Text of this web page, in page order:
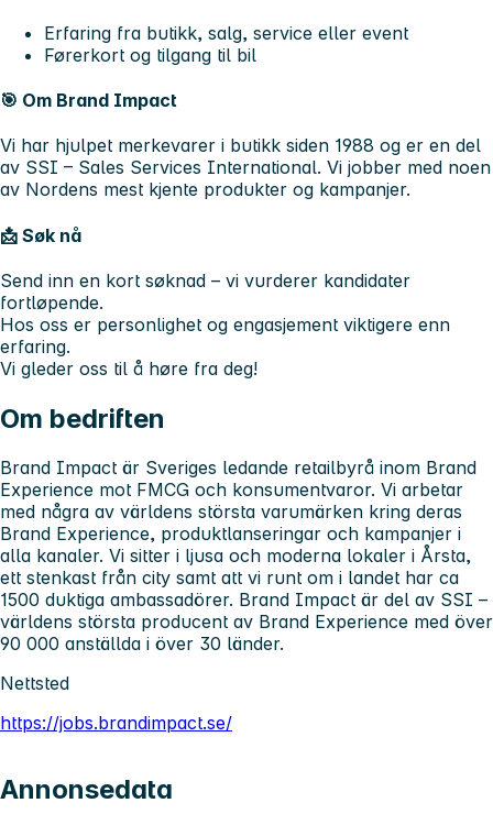
Erfaring fra butikk, salg, service eller event
Førerkort og tilgang til bil
🎯 Om Brand Impact
Vi har hjulpet merkevarer i butikk siden 1988 og er en del
av SSI – Sales Services International. Vi jobber med noen
av Nordens mest kjente produkter og kampanjer.
📩 Søk nå
Send inn en kort søknad – vi vurderer kandidater
fortløpende.
Hos oss er personlighet og engasjement viktigere enn
erfaring.
Vi gleder oss til å høre fra deg!
Om bedriften
Brand Impact är Sveriges ledande retailbyrå inom Brand
Experience mot FMCG och konsumentvaror. Vi arbetar
med några av världens största varumärken kring deras
Brand Experience, produktlanseringar och kampanjer i
alla kanaler. Vi sitter i ljusa och moderna lokaler i Årsta,
ett stenkast från city samt att vi runt om i landet har ca
1500 duktiga ambassadörer. Brand Impact är del av SSI –
världens största producent av Brand Experience med över
90 000 anställda i över 30 länder.
Nettsted
https://jobs.brandimpact.se/
Annonsedata